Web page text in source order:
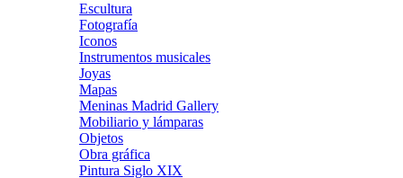
Escultura
Fotografía
Iconos
Instrumentos musicales
Joyas
Mapas
Meninas Madrid Gallery
Mobiliario y lámparas
Objetos
Obra gráfica
Pintura Siglo XIX